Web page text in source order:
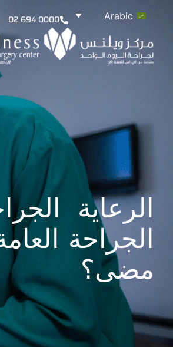
Arabic
02 694 0000
الرعاية
الجراحة
مضى؟